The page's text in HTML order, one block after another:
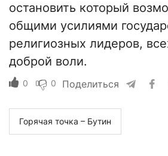
остановить который
общими усилиями
религиозных лидеров,
доброй воли.
0 0 Поделиться
Горячая точка – Бутин